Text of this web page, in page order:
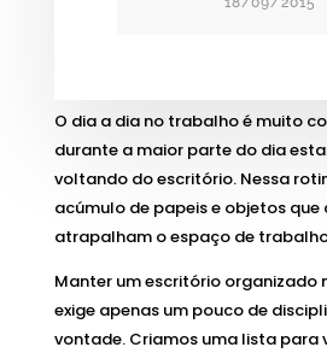
O dia a dia no trabalho é muito
durante a maior parte do dia
voltando do escritório. Nessa
acúmulo de papeis e objetos
atrapalham o espaço de
Manter um escritório organizado
exige apenas um pouco de
vontade. Criamos uma lista para